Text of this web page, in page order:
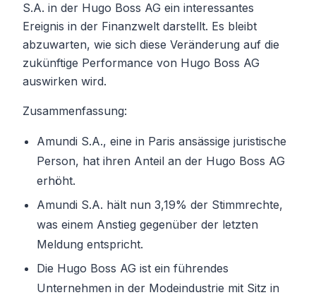
S.A. in der Hugo Boss AG ein interessantes
Ereignis in der Finanzwelt darstellt. Es bleibt
abzuwarten, wie sich diese Veränderung auf die
zukünftige Performance von Hugo Boss AG
auswirken wird.
Zusammenfassung:
Amundi S.A., eine in Paris ansässige juristische
Person, hat ihren Anteil an der Hugo Boss AG
erhöht.
Amundi S.A. hält nun 3,19% der Stimmrechte,
was einem Anstieg gegenüber der letzten
Meldung entspricht.
Die Hugo Boss AG ist ein führendes
Unternehmen in der Modeindustrie mit Sitz in